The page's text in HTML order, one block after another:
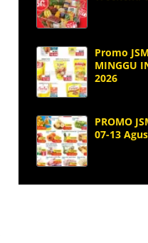
Promo
MINGGU
2026
PROMO
07-13